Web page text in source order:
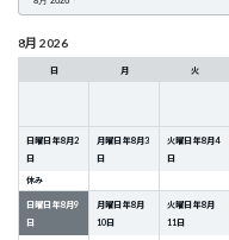
選
8月 2026
日 月 火
日曜日 年8月2
日
休み
月曜日 年8月3
日
火曜日 年8月4
日
日曜日 年8月9
日
月曜日 年8月
10日
火曜日 年8月
11 日